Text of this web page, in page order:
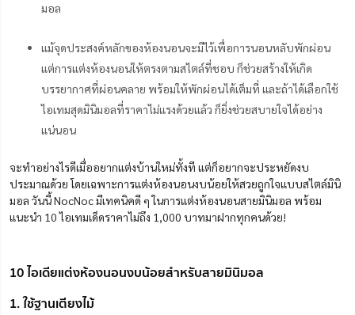
มอล
แม้จุดประสงค์หลักของห้องนอนจะมีไว้เพื่อการนอนหลับพักผ่อน
แต่การแต่งห้องนอนให้ตรงตามสไตล์ที่ชอบ ก็ช่วยสร้างให้เกิด
บรรยากาศที่ผ่อนคลาย พร้อมให้พักผ่อนได้เต็มที่ และถ้าได้เลือกใช้
ไอเทมสุดมินิมอลที่ราคาไม่แรงด้วยแล้ว ก็ยิ่งช่วยสบายใจได้อย่าง
แน่นอน
จะทำอย่างไรดีเมื่ออยากแต่งบ้านใหม่ทั้งที แต่ก็อยากจะประหยัดงบ
ประมาณด้วย โดยเฉ​พาะการแต่งห้องนอนงบน้อยให้สวยถูกใจแบบสไตล์มินิ
มอล วันนี้ NocNoc มีเทคนิคดี ๆ ในการแต่งห้องนอนสายมินิมอล พร้อม
แนะนำ 10 ไอเทมเด็ดราคาไม่ถึง 1,000 บาทมาฝากทุกคนด้วย!
10 ไอเดียแต่งห้องนอนงบน้อยสำหรับสายมินิมอล
1. ใช้ฐานเตียงไม้